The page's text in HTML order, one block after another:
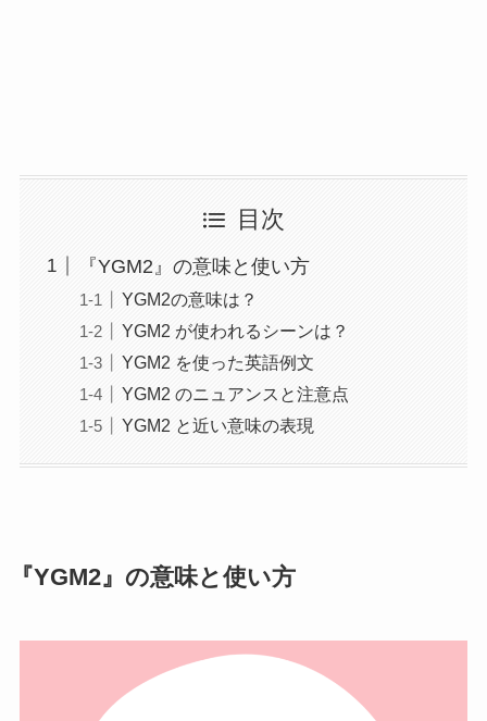
目次
『YGM2』の意味と使い方
YGM2の意味は？
YGM2 が使われるシーンは？
YGM2 を使った英語例文
YGM2 のニュアンスと注意点
YGM2 と近い意味の表現
『YGM2』の意味と使い方